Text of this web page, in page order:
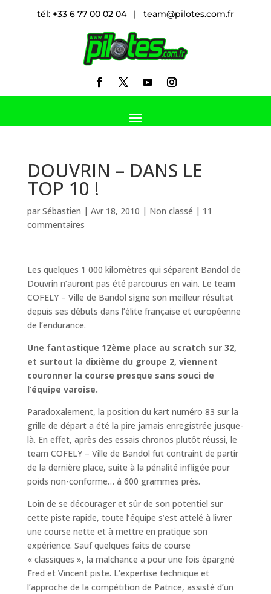
tél: +33 6 77 00 02 04 | team@pilotes.com.fr
DOUVRIN – DANS LE
TOP 10 !
par Sébastien | Avr 18, 2010 | Non classé | 11
commentaires
Les quelques 1 000 kilomètres qui séparent Bandol de
Douvrin n’auront pas été parcourus en vain. Le team
COFELY – Ville de Bandol signe son meilleur résultat
depuis ses débuts dans l’élite française et européenne
de l’endurance.
Une fantastique 12ème place au scratch sur 32,
et surtout la dixième du groupe 2, viennent
couronner la course presque sans souci de
l’équipe varoise.
Paradoxalement, la position du kart numéro 83 sur la
grille de départ a été la pire jamais enregistrée jusque-
là. En effet, après des essais chronos plutôt réussi, le
team COFELY – Ville de Bandol fut contraint de partir
de la dernière place, suite à la pénalité infligée pour
poids non-conforme… à 600 grammes près.
Loin de se décourager et sûr de son potentiel sur
cette piste rapide, toute l’équipe s’est attelé à livrer
une course nette et à mettre en pratique son
expérience. Sauf quelques faits de course
« classiques », la malchance a pour une fois épargné
Fred et Vincent piste. L’expertise technique et
l’approche de la compétition de Patrice, assisté d’un